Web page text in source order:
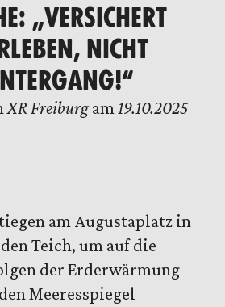
„VERSICHERT
NICHT
XR Freiburgam19.10.2025
am Augustaplatz in
Teich, um auf die
der Erderwärmung
Meeresspiegel